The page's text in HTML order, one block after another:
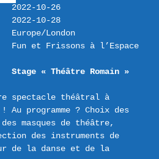
2022-10-26
2022-10-28
Europe/London
Fun et Frissons à l’Espace
Stage « Théâtre Romain »
spectacle théâtral à
Au programme ? Choix des
masques de théâtre,
des instruments de
de la danse et de la